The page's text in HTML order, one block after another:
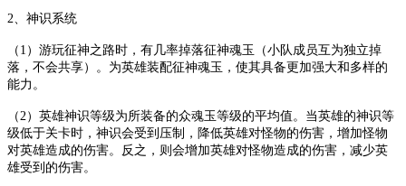
2、神识系统
（ 1）游玩征神之路时，有几率掉落征神魂玉（小队成员互为独立掉
落，不会共享）。为英雄装配征神魂玉，使其具备更加强大和多样的
能力。
（ 2）英雄神识等级为所装备的众魂玉等级的平均值。当英雄的神识等
级低于关卡时，神识会受到压制，降低英雄对怪物的伤害，增加怪物
对英雄造成的伤害。反之，则会增加英雄对怪物造成的伤害，减少英
雄受到的伤害。